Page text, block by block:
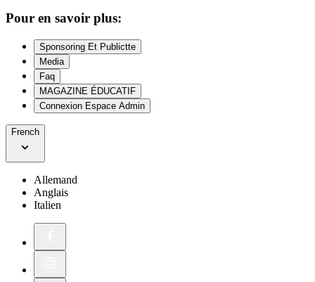
Pour en savoir plus:
Sponsoring Et Publictte
Media
Faq
MAGAZINE ÉDUCATIF
Connexion Espace Admin
French
Allemand
Anglais
Italien